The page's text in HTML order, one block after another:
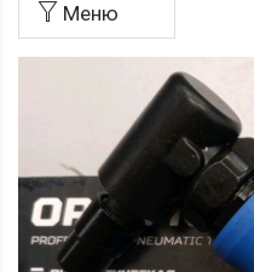
Меню